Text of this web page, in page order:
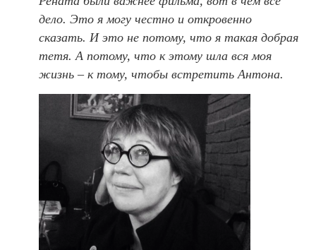
дело. Это я могу честно и откровенно
сказать. И это не потому, что я такая добрая
тетя. А потому, что к этому шла вся моя
жизнь – к тому, чтобы встретить Антона.